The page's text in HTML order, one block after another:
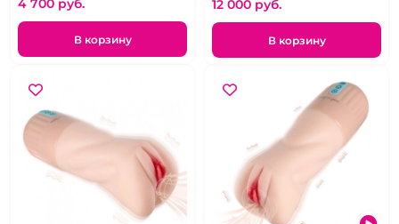
4 700 pуб.
В корзину
12 000 pуб.
В корзину